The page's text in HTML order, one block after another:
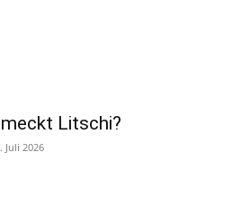
Litschi?
Juli 2026